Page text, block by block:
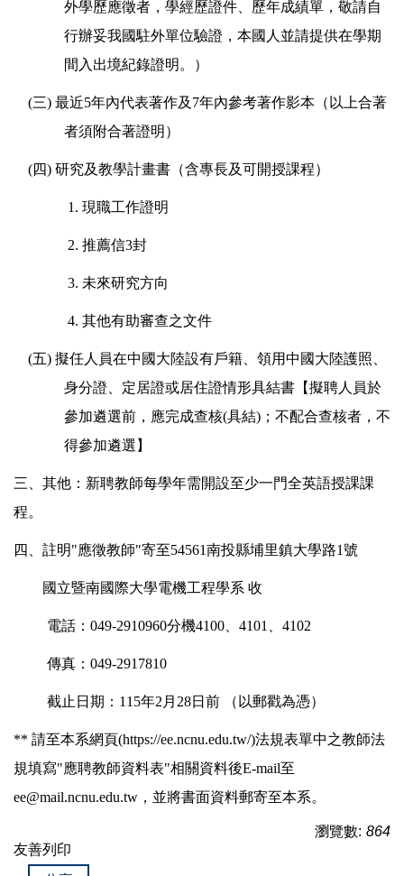
外學歷應徵者，學經歷證件、歷年成績單，敬請自
行辦妥我國駐外單位驗證，本國人並請提供在學期
間入出境紀錄證明。）
(三) 最近5年內代表著作及7年內參考著作影本（以上合著
者須附合著證明）
(四) 研究及教學計畫書（含專長及可開授課程）
1. 現職工作證明
2. 推薦信3封
3. 未來研究方向
4. 其他有助審查之文件
(五) 擬任人員在中國大陸設有戶籍、領用中國大陸護照、
身分證、定居證或居住證情形具結書 【擬聘人員於
參加遴選前，應完成查核(具結)；不配合查核者，不
得參加遴選】
三、其他：新聘教師每學年需開設至少一門全英語授課課
程。
四、註明"應徵教師"寄至54561南投縣埔里鎮大學路1號
國立暨南國際大學電機工程學系 收
電話：049-2910960分機4100、4101、4102
傳真：049-2917810
截止日期：115年2月28日前 （以郵戳為憑）
** 請至本系網頁(https://ee.ncnu.edu.tw/)法規表單中之教師法
規填寫"應聘教師資料表"相關資料後E-mail至
ee@mail.ncnu.edu.tw，並將書面資料郵寄至本系。
瀏覽數: 864
友善列印